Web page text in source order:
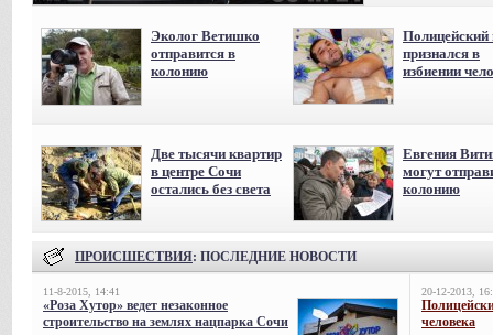
Эколог Ветишко
отправится в
колонию
Полицейский
признался в
избиении
Две тысячи квартир
в центре Сочи
остались без света
Евгения
могут
колонию
ПРОИСШЕСТВИЯ: ПОСЛЕДНИЕ НОВОСТИ
11-8-2015, 14:41
«Роза Хутор» ведет незаконное
строительство на землях нацпарка Сочи
20-12-2013,
человека